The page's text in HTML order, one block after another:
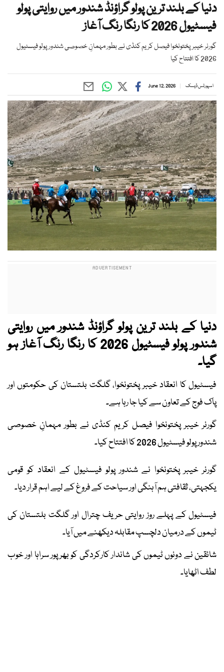
دنیا کے بلند ترین پولو گراؤنڈ شندور میں روایتی پولو
فیسٹیول 2026 کا رنگا رنگ آغاز
گورنر خیبر پختونخوا فیصل کریم کنڈی نے بطور مہمانِ خصوصی شندور پولو فیسٹیول
2026 کا افتتاح کیا
اسپورٹس ڈیسک June 12, 2026
دنیا کے بلند ترین پولو گراؤنڈ شندور میں روایتی
شندور پولو فیسٹیول 2026 کا رنگا رنگ آغاز ہو
گیا۔
فیسٹیول کا انعقاد خیبر پختونخوا، گلگت بلتستان کی حکومتوں اور
پاک فوج کے تعاون سے کیا جا رہا ہے۔
گورنر خیبر پختونخوا فیصل کریم کنڈی نے بطور مہمانِ خصوصی
شندور پولو فیسٹیول 2026 کا افتتاح کیا۔
گورنر خیبر پختونخوا نے شندور پولو فیسٹیول کے انعقاد کو قومی
یکجہتی، ثقافتی ہم آہنگی اور سیاحت کے فروغ کے لیے اہم قرار دیا۔
فیسٹیول کے پہلے روز روایتی حریف چترال اور گلگت بلتستان کی
ٹیموں کے درمیان دلچسپ مقابلہ دیکھنے میں آیا۔
شائقین نے دونوں ٹیموں کی شاندار کارکردگی کو بھرپور سراہا اور خوب
لطف اٹھایا۔